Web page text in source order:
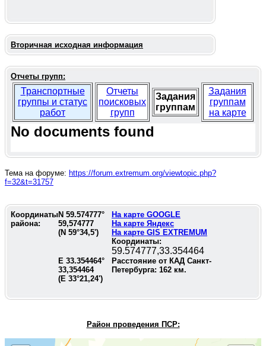
Вторичная исходная информация
Отчеты групп:
Транспортные
группы и статус
работ
Отчеты
поисковых
групп
Задания
группам
Задания
группам
на карте
No documents found
Тема на форуме: https://forum.extremum.org/viewtopic.php?
f=32&t=31757
Координаты
района:
N 59.574777°
59,574777
(N 59°34,5')
На карте GOOGLE
На карте Яндекс
На карте GIS EXTREMUM
Координаты:
59.574777,33.354464
E 33.354464°
33,354464
(E 33°21,24')
Расстояние от КАД Санкт-
Петербурга: 162 км.
Район проведения ПСР: